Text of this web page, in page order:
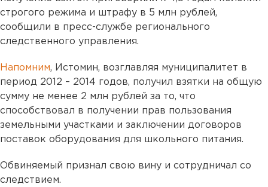
строгого режима и штрафу в 5 млн рублей,
сообщили в пресс-службе регионального
следственного управления.
Напомним, Истомин, возглавляя муниципалитет в
период 2012 – 2014 годов, получил взятки на общую
сумму не менее 2 млн рублей за то, что
способствовал в получении прав пользования
земельными участками и заключении договоров
поставок оборудования для школьного питания.
Обвиняемый признал свою вину и сотрудничал со
следствием.